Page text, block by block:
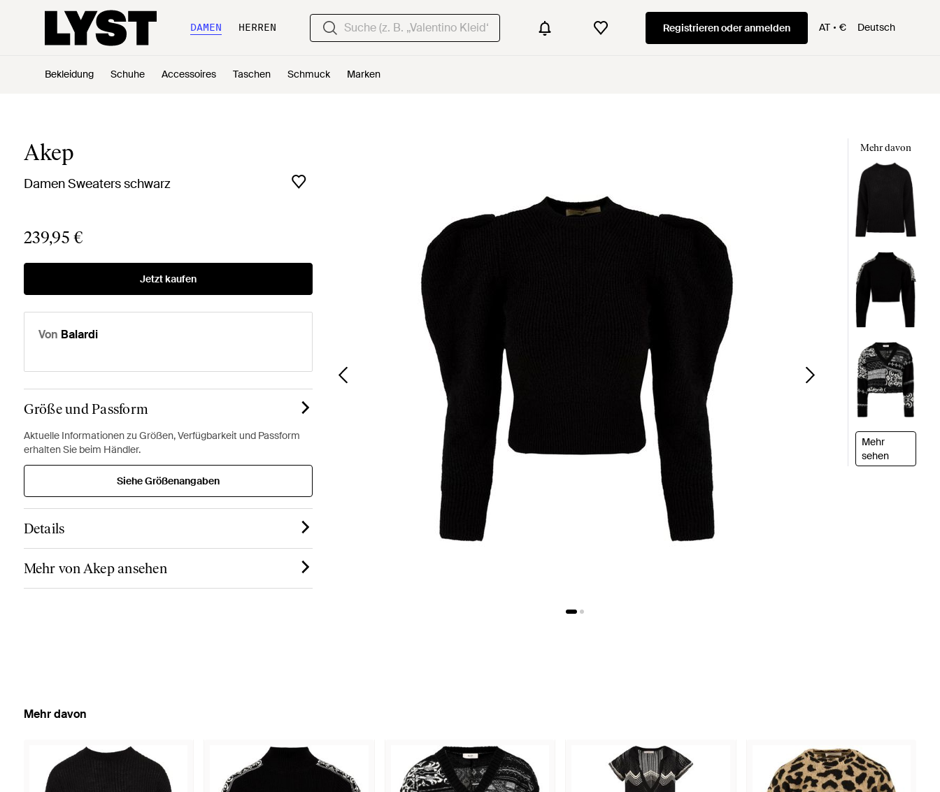
DAMEN HERREN Registrieren oder anmelden AT € Deutsch
Bekleidung Schuhe Accessoires Taschen Schmuck Marken
Akep
Damen Sweaters schwarz
239,95 €
Jetzt kaufen
Von Balardi
Größe und Passform
Aktuelle Informationen zu Größen, Verfügbarkeit und Passform
erhalten Sie beim Händler.
Siehe Größenangaben
Details
Mehr von Akep ansehen
Mehr davon
Mehr
sehen
Mehr davon